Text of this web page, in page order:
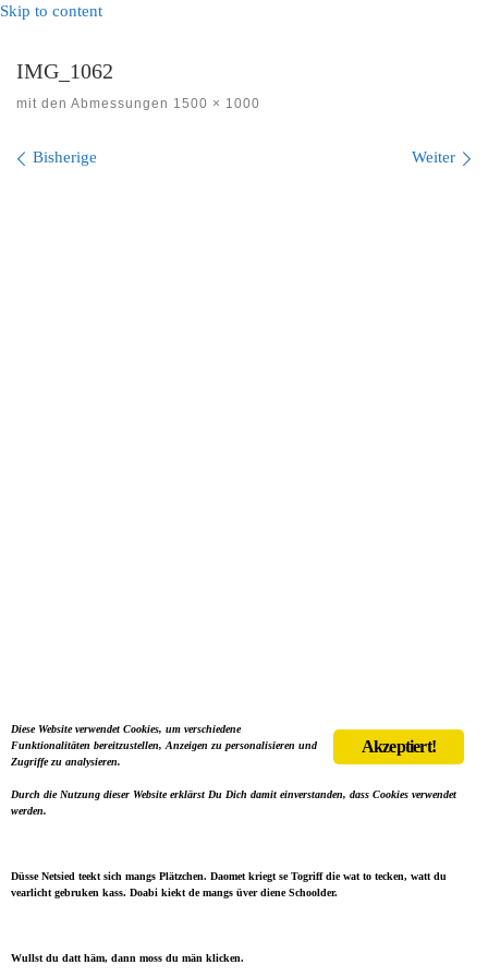
Skip to content
IMG_1062
mit den Abmessungen 1500 × 1000
Bilder Navigation
Bisherige Weiter
Akzeptiert!
Diese Website verwendet Cookies, um verschiedene
Funktionalitäten bereitzustellen, Anzeigen zu personalisieren und
Zugriffe zu analysieren.
Durch die Nutzung dieser Website erklärst Du Dich damit einverstanden, dass Cookies verwendet
werden.
Düsse Netsied teekt sich mangs Plätzchen. Daomet kriegt se Togriff die wat to tecken, watt du
vearlicht gebruken kass. Doabi kiekt de mangs üver diene Schoolder.
Wullst du datt häm, dann moss du män klicken.